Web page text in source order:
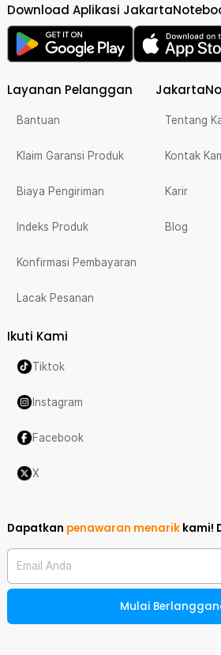
Download Aplikasi
Layanan Pelanggan
Bantuan
Klaim Garansi Produk
Biaya Pengiriman
Indeks Produk
Konfirmasi Pembayaran
Lacak Pesanan
Tentang
Kontak
Karir
Blog
Ikuti Kami
Tiktok
Instagram
Facebook
X
Dapatkan penawaran menarik kami!
Email Anda
Mulai